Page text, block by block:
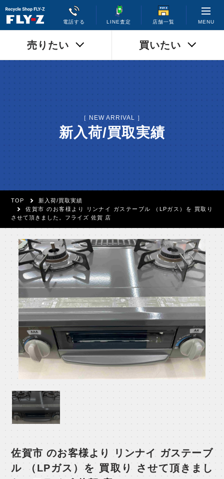
電話する LINE査定 店舗一覧 MENU
売りたい 買いたい
［ NEW ARRIVAL ］
新入荷/買取実績
TOP
新入荷/買取実績
佐賀市 のお客様より リンナイ ガステーブル （LPガス）を 買取り
させて頂きました。フライズ 佐賀 店
佐賀市 のお客様より リンナイ ガステーブ
ル （LPガス）を 買取り させて頂きまし